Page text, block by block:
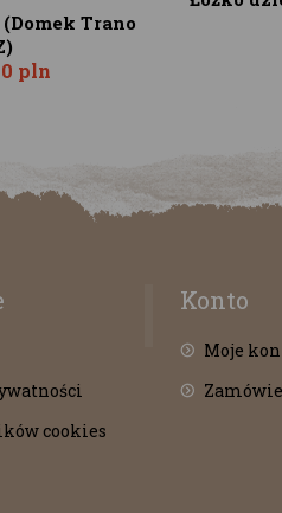
Trano
pln
cookies
Konto
Moje